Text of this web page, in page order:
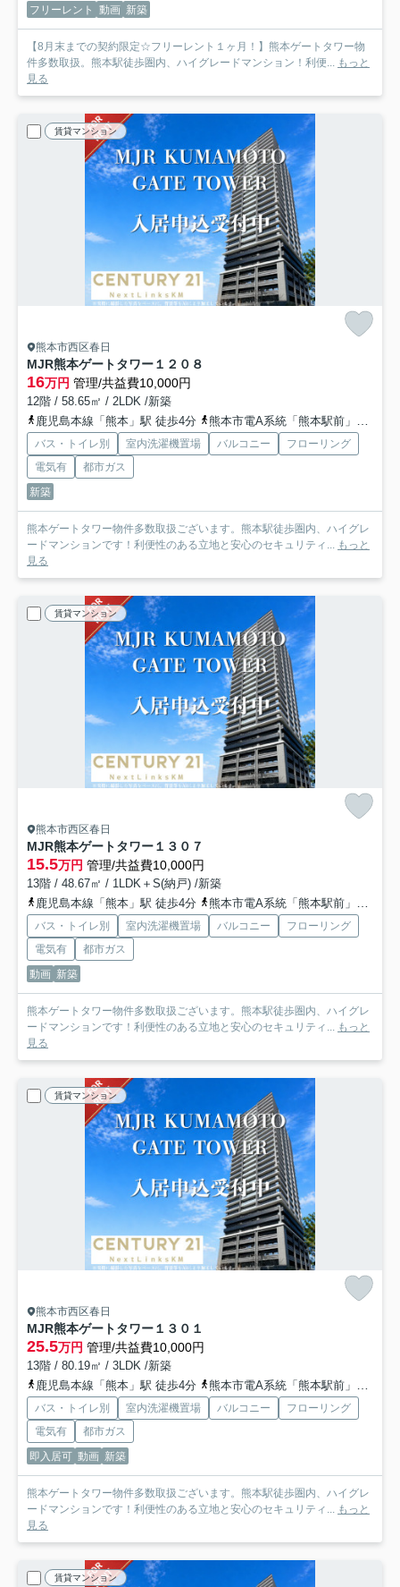
フリーレント
動画 新築
【8月末までの契約限定☆フリーレント１ヶ月！】熊本ゲートタワー物
件多数取扱。熊本駅徒歩圏内、ハイグレードマンション！利便... もっと
見る
賃貸マンション
熊本市西区春日
MJR熊本ゲートタワー１２０８
16万円 管理/共益費10,000円
12階 / 58.65㎡ / 2LDK /新築
鹿児島本線「熊本」駅 徒歩4分
熊本市電A系統「熊本駅前」駅 徒歩5分
バス・トイレ別 室内洗濯機置場 バルコニー
フローリング
電気有
都市ガス
新築
熊本ゲートタワー物件多数取扱ございます。熊本駅徒歩圏内、ハイグレ
ードマンションです！利便性のある立地と安心のセキュリティ... もっと
見る
賃貸マンション
熊本市西区春日
MJR熊本ゲートタワー１３０７
15.5万円 管理/共益費10,000円
13階 / 48.67㎡ / 1LDK＋S(納戸) /新築
鹿児島本線「熊本」駅 徒歩4分
熊本市電A系統「熊本駅前」駅 徒歩5分
バス・トイレ別 室内洗濯機置場 バルコニー
フローリング
電気有
都市ガス
動画 新築
熊本ゲートタワー物件多数取扱ございます。熊本駅徒歩圏内、ハイグレ
ードマンションです！利便性のある立地と安心のセキュリティ... もっと
見る
賃貸マンション
熊本市西区春日
MJR熊本ゲートタワー１３０１
25.5万円 管理/共益費10,000円
13階 / 80.19㎡ / 3LDK /新築
鹿児島本線「熊本」駅 徒歩4分
熊本市電A系統「熊本駅前」駅 徒歩5分
バス・トイレ別 室内洗濯機置場 バルコニー
フローリング
電気有
都市ガス
即入居可 動画 新築
熊本ゲートタワー物件多数取扱ございます。熊本駅徒歩圏内、ハイグレ
ードマンションです！利便性のある立地と安心のセキュリティ... もっと
見る
賃貸マンション